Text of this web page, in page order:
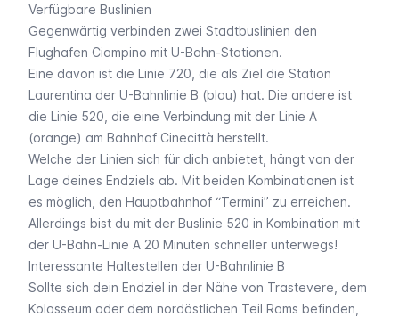
Verfügbare Buslinien
Gegenwärtig verbinden zwei Stadtbuslinien den
Flughafen Ciampino mit U-Bahn-Stationen.
Eine davon ist die Linie 720, die als Ziel die Station
Laurentina der U-Bahnlinie B (blau) hat. Die andere ist
die Linie 520, die eine Verbindung mit der Linie A
(orange) am Bahnhof Cinecittà herstellt.
Welche der Linien sich für dich anbietet, hängt von der
Lage deines Endziels ab. Mit beiden Kombinationen ist
es möglich, den Hauptbahnhof “Termini” zu erreichen.
Allerdings bist du mit der Buslinie 520 in Kombination mit
der U-Bahn-Linie A 20 Minuten schneller unterwegs!
Interessante Haltestellen der U-Bahnlinie B
Sollte sich dein Endziel in der Nähe von Trastevere, dem
Kolosseum oder dem nordöstlichen Teil Roms befinden,